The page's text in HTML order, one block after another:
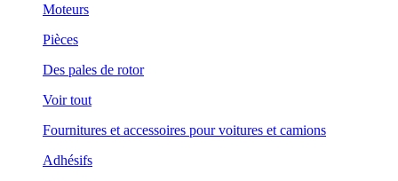
Moteurs
Pièces
Des pales de rotor
Voir tout
Fournitures et accessoires pour voitures et camions
Adhésifs